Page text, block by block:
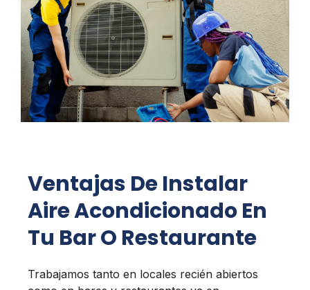
Ventajas De Instalar
Aire Acondicionado En
Tu Bar O Restaurante
Trabajamos tanto en locales recién abiertos